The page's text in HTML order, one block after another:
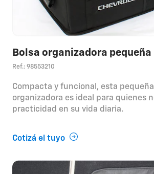
Bolsa organizadora pequeña
Ref.: 98553210
Compacta y funcional, esta
organizadora es ideal para quienes
practicidad en su vida diaria.
Cotizá el tuyo